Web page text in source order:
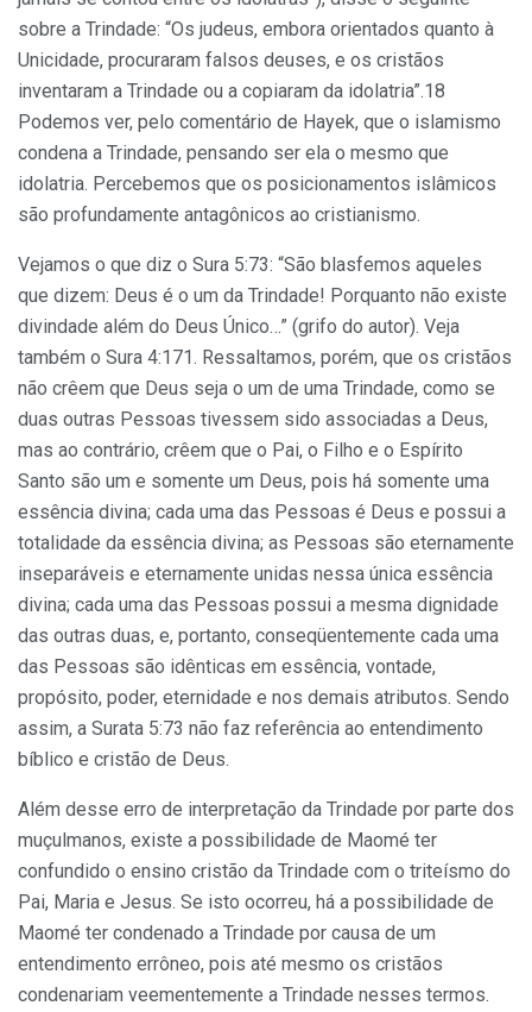
sobre a Trindade: “Os judeus, embora orientados quanto à
Unicidade, procuraram falsos deuses, e os cristãos
inventaram a Trindade ou a copiaram da idolatria”.18
Podemos ver, pelo comentário de Hayek, que o islamismo
condena a Trindade, pensando ser ela o mesmo que
idolatria. Percebemos que os posicionamentos islâmicos
são profundamente antagônicos ao cristianismo.
Vejamos o que diz o Sura 5:73: “São blasfemos aqueles
que dizem: Deus é o um da Trindade! Porquanto não existe
divindade além do Deus Único…” (grifo do autor). Veja
também o Sura 4:171. Ressaltamos, porém, que os cristãos
não crêem que Deus seja o um de uma Trindade, como se
duas outras Pessoas tivessem sido associadas a Deus,
mas ao contrário, crêem que o Pai, o Filho e o Espírito
Santo são um e somente um Deus, pois há somente uma
essência divina; cada uma das Pessoas é Deus e possui a
totalidade da essência divina; as Pessoas são eternamente
inseparáveis e eternamente unidas nessa única essência
divina; cada uma das Pessoas possui a mesma dignidade
das outras duas, e, portanto, conseqüentemente cada uma
das Pessoas são idênticas em essência, vontade,
propósito, poder, eternidade e nos demais atributos. Sendo
assim, a Surata 5:73 não faz referência ao entendimento
bíblico e cristão de Deus.
Além desse erro de interpretação da Trindade por parte dos
muçulmanos, existe a possibilidade de Maomé ter
confundido o ensino cristão da Trindade com o triteísmo do
Pai, Maria e Jesus. Se isto ocorreu, há a possibilidade de
Maomé ter condenado a Trindade por causa de um
entendimento errôneo, pois até mesmo os cristãos
condenariam veementemente a Trindade nesses termos.